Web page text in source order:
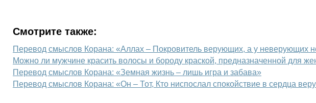
Смотрите также:
Перевод смыслов Корана: «Аллах – Покровитель верующих, а у неверующих
Можно ли мужчине красить волосы и бороду краской, предназначенной для
Перевод смыслов Корана: «Земная жизнь – лишь игра и забава»
Перевод смыслов Корана: «Он – Тот, Кто ниспослал спокойствие в сердца